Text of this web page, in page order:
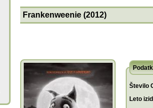
Frankenweenie (2012)
Število
Leto